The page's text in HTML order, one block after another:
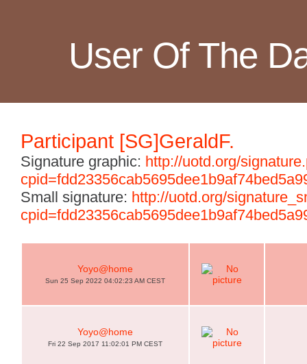
User Of The
Participant [SG]GeraldF.
Signature graphic: http://uotd.org/
Small signature: http://uotd.org/
Yoyo@home
Sun 25 Sep 2022 04:02:23 AM CEST
Yoyo@home
Fri 22 Sep 2017 11:02:01 PM CEST